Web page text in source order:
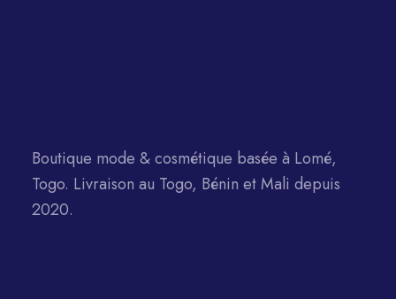
Boutique mode & cosmétique basée à Lomé,
Togo. Livraison au Togo, Bénin et Mali depuis
2020.